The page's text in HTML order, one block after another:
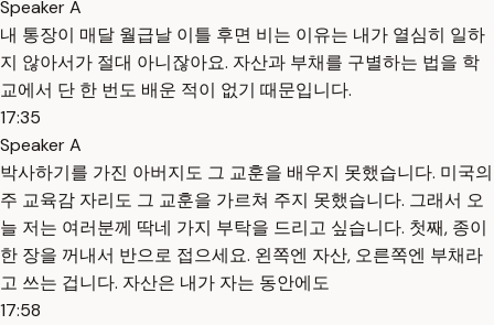
Speaker A
내 통장이 매달 월급날 이틀 후면 비는 이유는 내가 열심히 일하
지 않아서가 절대 아니잖아요. 자산과 부채를 구별하는 법을 학
교에서 단 한 번도 배운 적이 없기 때문입니다.
17:35
Speaker A
박사하기를 가진 아버지도 그 교훈을 배우지 못했습니다. 미국의
주 교육감 자리도 그 교훈을 가르쳐 주지 못했습니다. 그래서 오
늘 저는 여러분께 딱네 가지 부탁을 드리고 싶습니다. 첫째, 종이
한 장을 꺼내서 반으로 접으세요. 왼쪽엔 자산, 오른쪽엔 부채라
고 쓰는 겁니다. 자산은 내가 자는 동안에도
17:58